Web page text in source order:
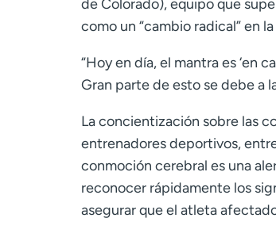
de Colorado), equipo que
como un “cambio radical” en
“Hoy en día, el mantra es ‘en
Gran parte de esto se debe a
La concientización sobre las
entrenadores deportivos,
conmoción cerebral es una
reconocer rápidamente los
asegurar que el atleta